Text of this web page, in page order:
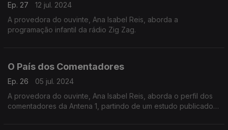
Ep. 27
12 jul. 2024
A provedora do ouvinte, Ana Isabel Reis, aborda a
programação infantil da rádio Zig Zag.
O País dos Comentadores
Ep. 26
05 jul. 2024
A provedora do ouvinte, Ana Isabel Reis, aborda o perfil dos
comentadores da Antena 1, partindo de um estudo publicado